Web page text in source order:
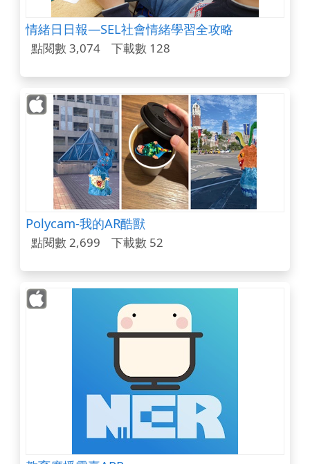
情緒日日報— SEL社會情緒學習全攻略
點閱數 3,074 下載數 128
Polycam-我的AR酷獸
點閱數 2,699 下載數 52